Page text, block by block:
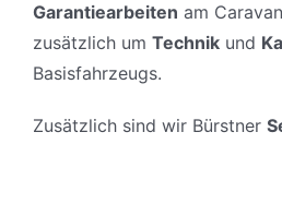
Garantiearbeiten am
zusätzlich um Technikund
Basisfahrzeugs.
Zusätzlich sind wir Bürstner